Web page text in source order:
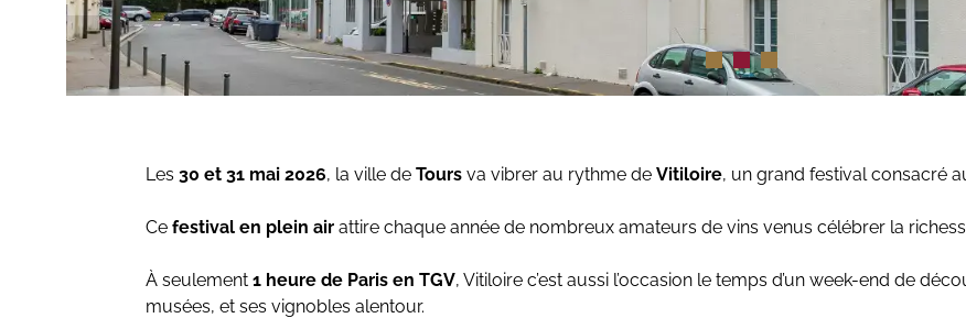
Les 30 et 31 mai 2026, la ville de Tours va vibrer au rythme de Vitiloire, un grand festival consacré
Ce festival en plein air attire chaque année de nombreux amateurs de vins venus célébrer la
À seulement 1 heure de Paris en TGV, Vitiloire c’est aussi l’occasion le temps d’un week-end de
musées, et ses vignobles alentour.